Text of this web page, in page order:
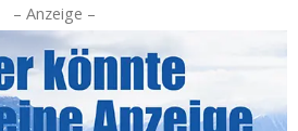
– Anzeige –